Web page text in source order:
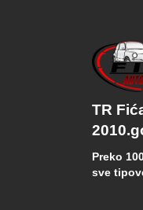
TR
Preko
sve